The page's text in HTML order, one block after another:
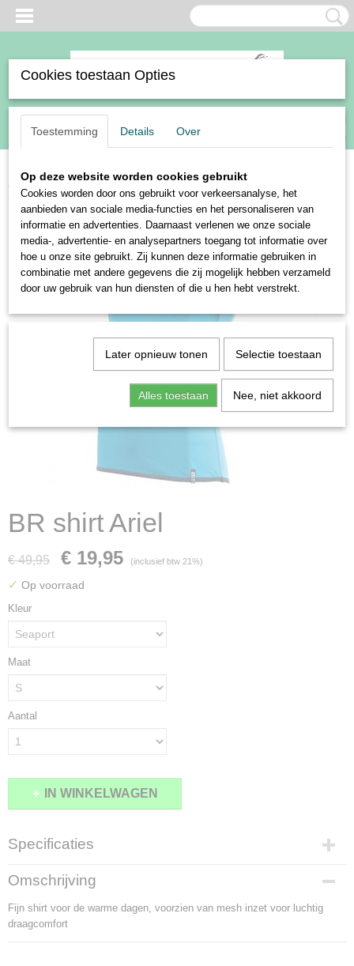
Inloggen Registreren
(0)
Home>BR sale>BR shirt Ariel
BR shirt Ariel
€ 49,95 € 19,95 (inclusief btw 21%)
✓ Op voorraad
Kleur
Maat
Aantal
IN WINKELWAGEN
Specificaties
Bruto gewicht
1,00 Kg
Omschrijving
Fijn shirt voor de warme dagen, voorzien van mesh inzet voor luchtig
draagcomfort
Cookies toestaan Opties
Toestemming Details Over
Op deze website worden cookies gebruikt
Cookies worden door ons gebruikt voor verkeersanalyse, het
aanbieden van sociale media-functies en het personaliseren van
informatie en advertenties. Daarnaast verlenen we onze sociale
media-, advertentie- en analysepartners toegang tot informatie over
hoe u onze site gebruikt. Zij kunnen deze informatie gebruiken in
combinatie met andere gegevens die zij mogelijk hebben verzameld
door uw gebruik van hun diensten of die u hen hebt verstrekt.
Later opnieuw tonen Selectie toestaan
Alles toestaan Nee, niet akkoord